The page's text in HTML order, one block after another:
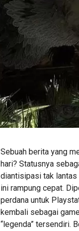
Sebuah berita yang
hari? Statusnya
diantisipasi tak lantas
ini rampung cepat.
perdana untuk
kembali sebagai
“legenda” tersendiri.